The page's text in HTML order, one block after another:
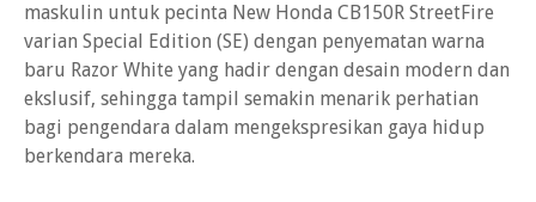
maskulin untuk pecinta New Honda CB150R StreetFire
varian Special Edition (SE) dengan penyematan warna
baru Razor White yang hadir dengan desain modern dan
ekslusif, sehingga tampil semakin menarik perhatian
bagi pengendara dalam mengekspresikan gaya hidup
berkendara mereka.